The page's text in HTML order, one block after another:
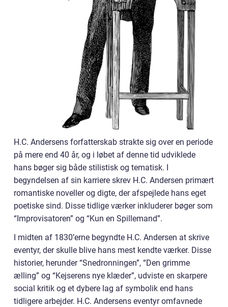
H.C. Andersens forfatterskab strakte sig over en periode
på mere end 40 år, og i løbet af denne tid udviklede
hans bøger sig både stilistisk og tematisk. I
begyndelsen af sin karriere skrev H.C. Andersen primært
romantiske noveller og digte, der afspejlede hans eget
poetiske sind. Disse tidlige værker inkluderer bøger som
“Improvisatoren” og “Kun en Spillemand”.
I midten af 1830’erne begyndte H.C. Andersen at skrive
eventyr, der skulle blive hans mest kendte værker. Disse
historier, herunder “Snedronningen”, “Den grimme
ælling” og “Kejserens nye klæder”, udviste en skarpere
social kritik og et dybere lag af symbolik end hans
tidligere arbejder. H.C. Andersens eventyr omfavnede